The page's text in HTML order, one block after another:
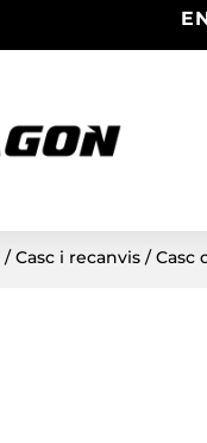
/Casc i recanvis/ Casc